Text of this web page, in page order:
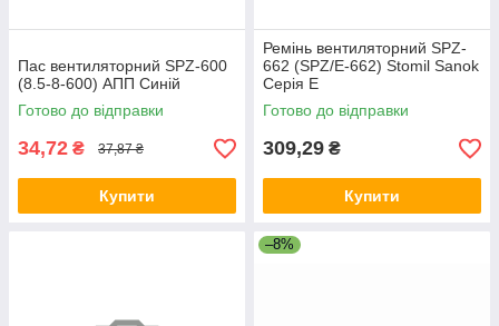
Пас вентиляторний SPZ-600
(8.5-8-600) АПП Синій
Готово до відправки
34,72 ₴ 37,87 ₴
Купити
Ремінь вентиляторний SPZ-
662 (SPZ/E-662) Stomil Sanok
Серія E
Готово до відправки
309,29 ₴
Купити
–8%